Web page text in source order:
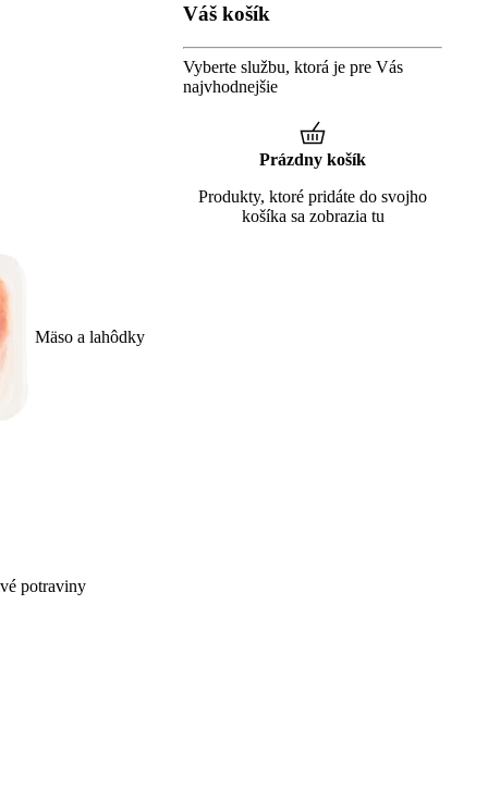
Mäso a lahôdky
potraviny
Váš košík
Vyberte službu, ktorá je pre Vás
najvhodnejšie
Prázdny košík
Produkty, ktoré pridáte do svojho
košíka sa zobrazia tu